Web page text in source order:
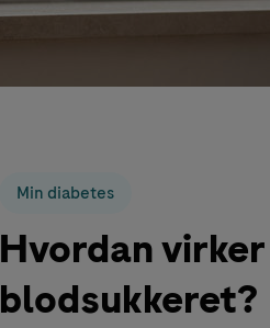
Min diabetes
Hvordan
blodsukkeret?